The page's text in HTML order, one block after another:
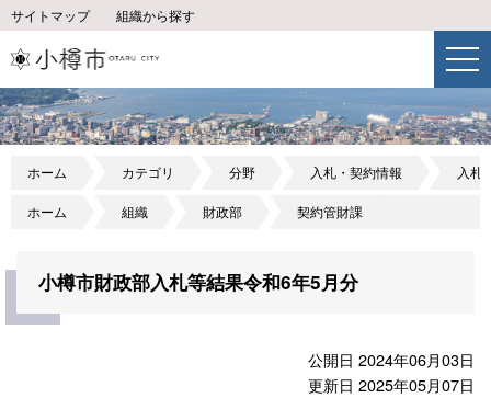
サイトマップ 組織から探す
ホーム カテゴリ 分野 入札・契約情報 入札
ホーム 組織 財政部 契約管財課
小樽市財政部入札等結果令和6年5月分
公開日 2024年06月03日
更新日 2025年05月07日